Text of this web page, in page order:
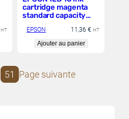
HT
cartridge magenta
standard capacity
pack blister without
alarm
EPSON 11,36 € HT
Ajouter au panier
51 Page suivante